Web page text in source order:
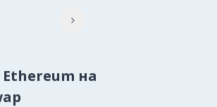

на